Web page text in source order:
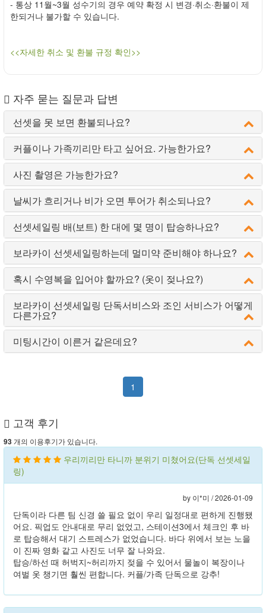
- 통상 11월~3월 성수기의 경우 예약 확정 시 변경·취소·환불이 제
한되거나 불가할 수 있습니다.
<<자세한 취소 및 환불 규정 확인>>
자주 묻는 질문과 답변
선셋을 못 보면 환불되나요?
커플이나 가족끼리만 타고 싶어요. 가능한가요?
사진 촬영은 가능한가요?
날씨가 흐리거나 비가 오면 투어가 취소되나요?
선셋세일링 배(보트) 한 대에 몇 명이 탑승하나요?
보라카이 선셋세일링하는데 멀미약 준비해야 하나요?
혹시 수영복을 입어야 할까요? (옷이 젖나요?)
보라카이 선셋세일링 단독서비스와 조인 서비스가 어떻게
다른가요?
미팅시간이 이른거 같은데요?
1
고객 후기
93 개의 이용후기가 있습니다.
우리끼리만 타니까 분위기 미쳤어요(단독 선셋세일
링)
by 이*미 /2026-01-09
단독이라 다른 팀 신경 쓸 필요 없이 우리 일정대로 편하게 진행됐
어요. 픽업도 안내대로 무리 없었고, 스테이션3에서 체크인 후 바
로 탑승해서 대기 스트레스가 없었습니다. 바다 위에서 보는 노을
이 진짜 영화 같고 사진도 너무 잘 나와요.
탑승/하선 때 허벅지~허리까지 젖을 수 있어서 물놀이 복장이나
여벌 옷 챙기면 훨씬 편합니다. 커플/가족 단독으로 강추!